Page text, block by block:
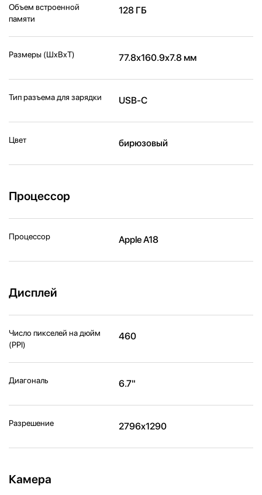
Объем встроенной
памяти
128 ГБ
Размеры (ШxВxТ) 77.8x160.9x7.8 мм
Тип разъема для зарядки USB-C
Цвет бирюзовый
Процессор
Процессор Apple A18
Дисплей
Число пикселей на дюйм
(PPI)
460
Диагональ 6.7"
Разрешение 2796x1290
Камера